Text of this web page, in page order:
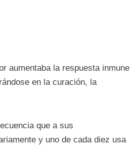
aumentaba la respuesta inmune
en la curación, la
que a sus
y uno de cada diez usa